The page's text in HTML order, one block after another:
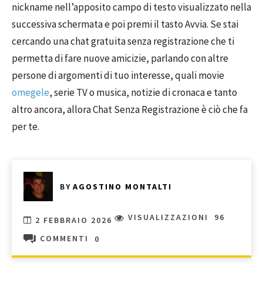
nickname nell’apposito campo di testo visualizzato nella
successiva schermata e poi premi il tasto Avvia. Se stai
cercando una chat gratuita senza registrazione che ti
permetta di fare nuove amicizie, parlando con altre
persone di argomenti di tuo interesse, quali movie
omegele, serie TV o musica, notizie di cronaca e tanto
altro ancora, allora Chat Senza Registrazione è ciò che fa
per te.
BY AGOSTINO MONTALTI
2 FEBBRAIO 2026 VISUALIZZAZIONI 96
COMMENTI 0